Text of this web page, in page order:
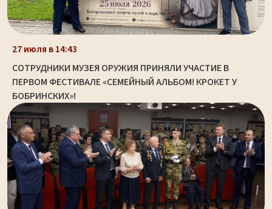
27 июля в 14:43
СОТРУДНИКИ МУЗЕЯ ОРУЖИЯ ПРИНЯЛИ УЧАСТИЕ В
ПЕРВОМ ФЕСТИВАЛЕ «СЕМЕЙНЫЙ АЛЬБОМ! КРОКЕТ У
БОБРИНСКИХ»!